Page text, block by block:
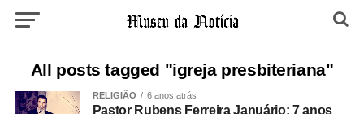
All posts tagged "igreja presbiteriana"
RELIGIÃO 6 anos atrás
Pastor Rubens Ferreira Januário: 7 anos